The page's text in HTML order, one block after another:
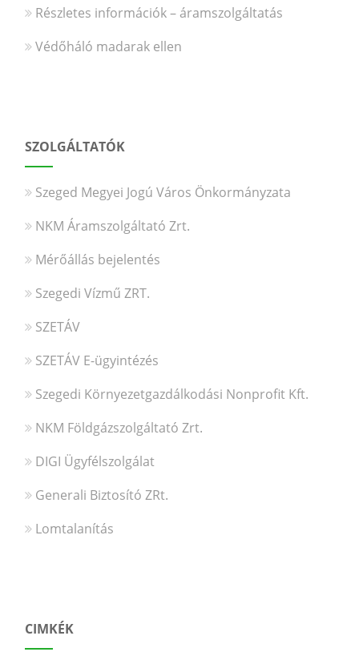
Részletes információk – áramszolgáltatás
Védőháló madarak ellen
SZOLGÁLTATÓK
Szeged Megyei Jogú Város Önkormányzata
NKM Áramszolgáltató Zrt.
Mérőállás bejelentés
Szegedi Vízmű ZRT.
SZETÁV
SZETÁV E-ügyintézés
Szegedi Környezetgazdálkodási Nonprofit Kft.
NKM Földgázszolgáltató Zrt.
DIGI Ügyfélszolgálat
Generali Biztosító ZRt.
Lomtalanítás
CIMKÉK